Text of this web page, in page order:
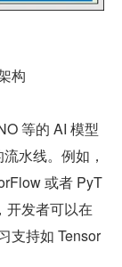
构
等的 AI 模型
水线。例如，
或者 PyT
开发者可以在
支持如 Tensor